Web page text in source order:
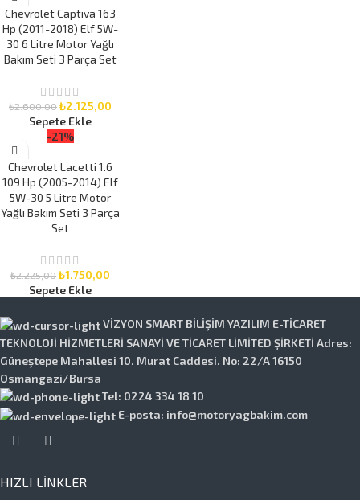
Chevrolet Captiva 163
Hp (2011-2018) Elf 5W-
30 6 Litre Motor Yağlı
Bakım Seti 3 Parça Set
₺2.600,00₺2.125,00
Sepete Ekle
-21%
Chevrolet Lacetti 1.6
109 Hp (2005-2014) Elf
5W-30 5 Litre Motor
Yağlı Bakım Seti 3 Parça
Set
₺2.225,00₺1.750,00
Sepete Ekle
VİZYON SMART BİLİŞİM YAZILIM E-TİCARET
TEKNOLOJİ HİZMETLERİ SANAYİ VE TİCARET LİMİTED ŞİRKETİ Adres:
Güneştepe Mahallesi 10. Murat Caddesi. No: 22/A 16150
Osmangazi/Bursa
Tel: 0224 334 18 10
E-posta: info@motoryagbakim.com
HIZLI LINKLER